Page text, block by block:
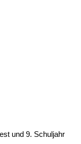
und 9. Schuljahr